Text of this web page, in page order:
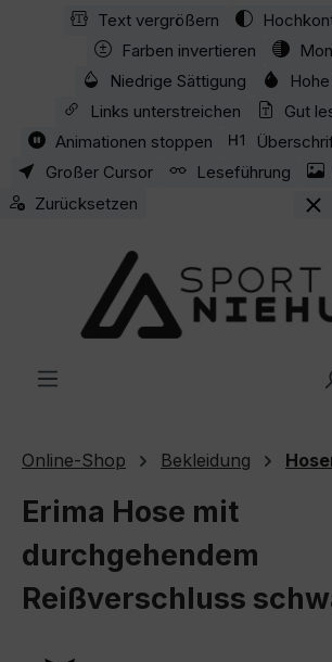
Zum Hauptinhalt springen
Text vergrößern
Farben invertieren
Niedrige Sättigung
Links unterstreichen
Gut
Animationen stoppen
Großer Cursor
Leseführung
Zurücksetzen
Online-Shop Bekleidung
Erima Hose mit
durchgehendem
Reißverschluss